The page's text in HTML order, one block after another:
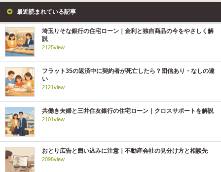
最近読まれている記事
埼玉りそな銀行の住宅ローン｜金利と独自商品の今をやさしく解
説
2125view
フラット35の返済中に契約者が死亡したら？団信あり・なしの違
い
2121view
共働き夫婦と三井住友銀行の住宅ローン｜クロスサポートを解説
2101view
おとり広告と囲い込みに注意｜不動産会社の見分け方と相談先
2098view